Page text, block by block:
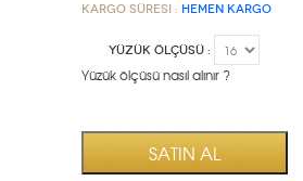
Kargo Süresi : HEMEN KARGO
YÜZÜK ÖLÇÜSÜ :
Yüzük ölçüsü nasıl alınır ?